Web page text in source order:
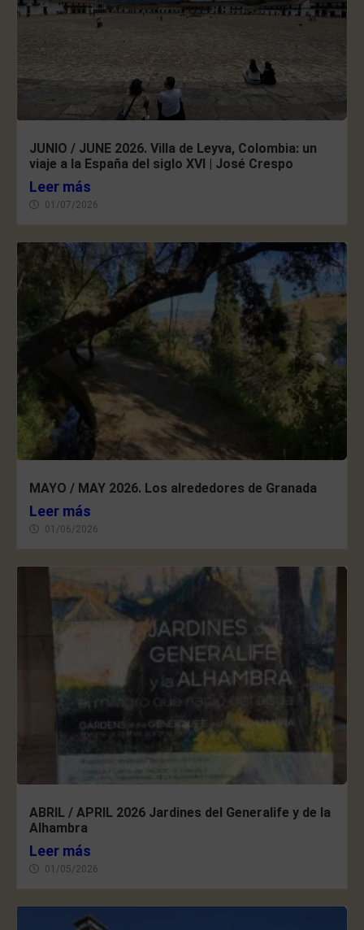
JUNIO / JUNE 2026. Villa de Leyva, Colombia: un
viaje a la España del siglo XVI | José Crespo
Leer más
01/07/2026
MAYO / MAY 2026. Los alrededores de Granada
Leer más
01/06/2026
ABRIL / APRIL 2026 Jardines del Generalife y de la
Alhambra
Leer más
01/05/2026